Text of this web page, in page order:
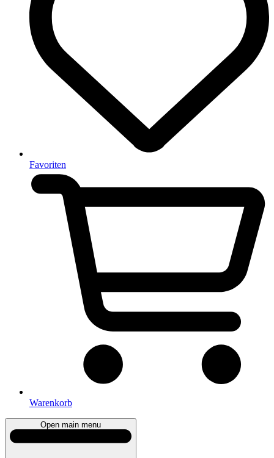
Favoriten
Warenkorb
Open main menu